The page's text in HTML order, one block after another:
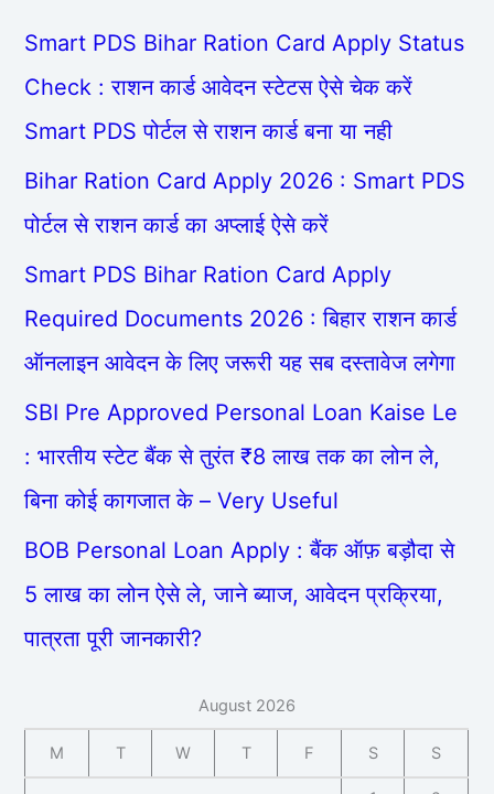
Smart PDS Bihar Ration Card Apply Status
Check : राशन कार्ड आवेदन स्टेटस ऐसे चेक करें
Smart PDS पोर्टल से राशन कार्ड बना या नही
Bihar Ration Card Apply 2026 : Smart PDS
पोर्टल से राशन कार्ड का अप्लाई ऐसे करें
Smart PDS Bihar Ration Card Apply
Required Documents 2026 : बिहार राशन कार्ड
ऑनलाइन आवेदन के लिए जरूरी यह सब दस्तावेज लगेगा
SBI Pre Approved Personal Loan Kaise Le
: भारतीय स्टेट बैंक से तुरंत ₹8 लाख तक का लोन ले,
बिना कोई कागजात के – Very Useful
BOB Personal Loan Apply : बैंक ऑफ़ बड़ौदा से
5 लाख का लोन ऐसे ले, जाने ब्याज, आवेदन प्रक्रिया,
पात्रता पूरी जानकारी?
August 2026
M T W T F S S